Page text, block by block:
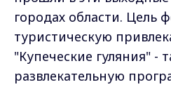
городах области. Цель
туристическую
"Купеческие гуляния" -
развлекательную